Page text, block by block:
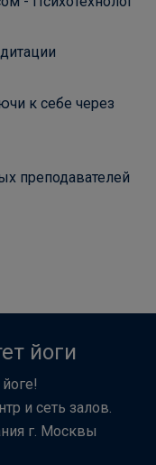
к себе через
преподавателей
йоги
и сеть залов.
г. Москвы